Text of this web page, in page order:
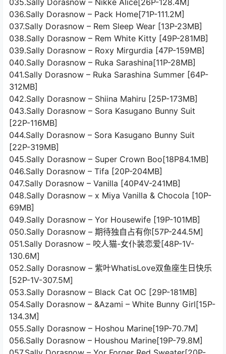
035.Sally Dorasnow – Nikke Alice[26P-128.4M]
036.Sally Dorasnow – Pack Home[71P-111.2M]
037.Sally Dorasnow – Rem Sleep Wear [13P-23MB]
038.Sally Dorasnow – Rem White Kitty [49P-281MB]
039.Sally Dorasnow – Roxy Mirgurdia [47P-159MB]
040.Sally Dorasnow – Ruka Sarashina[11P-28MB]
041.Sally Dorasnow – Ruka Sarashina Summer [64P-
312MB]
042.Sally Dorasnow – Shiina Mahiru [25P-173MB]
043.Sally Dorasnow – Sora Kasugano Bunny Suit
[22P-116MB]
044.Sally Dorasnow – Sora Kasugano Bunny Suit
[22P-319MB]
045.Sally Dorasnow – Super Crown Boo[18P84.1MB]
046.Sally Dorasnow – Tifa [20P-204MB]
047.Sally Dorasnow – Vanilla [40P4V-241MB]
048.Sally Dorasnow – x Miya Vanilla & Chocola [10P-
69MB]
049.Sally Dorasnow – Yor Housewife [19P-101MB]
050.Sally Dorasnow – 期待独自占有你[57P-244.5M]
051.Sally Dorasnow – 咬人猫-女仆装恋爱[48P-1V-
130.6M]
052.Sally Dorasnow – 紫叶WhatisLove双鱼座生日快乐
[52P-1V-307.5M]
053.Sally Dorasnow – Black Cat OC [29P-181MB]
054.Sally Dorasnow – &Azami – White Bunny Girl[15P-
134.3M]
055.Sally Dorasnow – Hoshou Marine[19P-70.7M]
056.Sally Dorasnow – Houshou Marine[19P-79.8M]